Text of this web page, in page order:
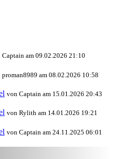
Captain am 09.02.2026 21:10
proman8989 am 08.02.2026 10:58
von Captain am 15.01.2026 20:43
von Rylith am 14.01.2026 19:21
von Captain am 24.11.2025 06:01